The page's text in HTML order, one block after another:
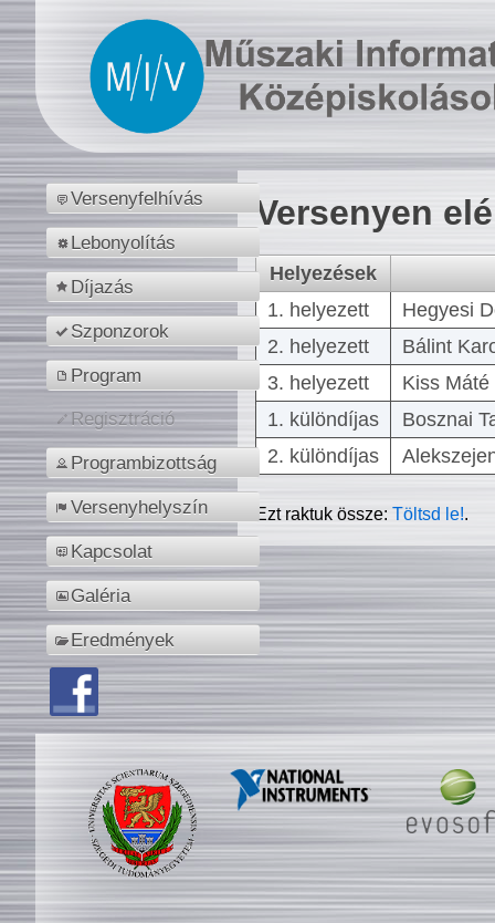
Versenyfelhívás
Lebonyolítás
Díjazás
Szponzorok
Program
Regisztráció
Programbizottság
Versenyhelyszín
Kapcsolat
Galéria
Eredmények
Versenyen
Helyezések
1. helyezett
Hegyesi
2. helyezett
Bálint
3. helyezett
Kiss
1. különdíjas
Bosznai
2. különdíjas
Ezt raktuk össze:Töltsd le!.